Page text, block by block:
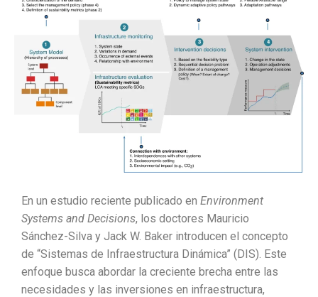
En un estudio reciente publicado en Environment
Systems and Decisions, los doctores Mauricio
Sánchez-Silva y Jack W. Baker introducen el concepto
de “Sistemas de Infraestructura Dinámica” (DIS). Este
enfoque busca abordar la creciente brecha entre las
necesidades y las inversiones en infraestructura,